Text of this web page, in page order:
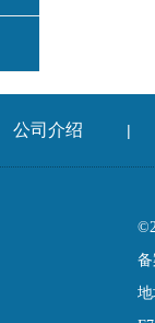
公司介绍 |
备